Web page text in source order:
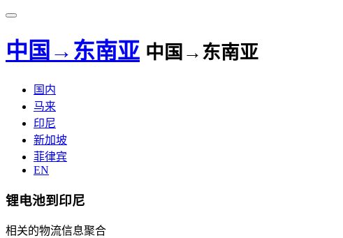
中国→东南亚 中国→东南亚
国内
马来
印尼
新加坡
菲律宾
EN
锂电池到印尼
相关的物流信息聚合